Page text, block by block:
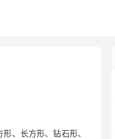
、长方形、钻石形、